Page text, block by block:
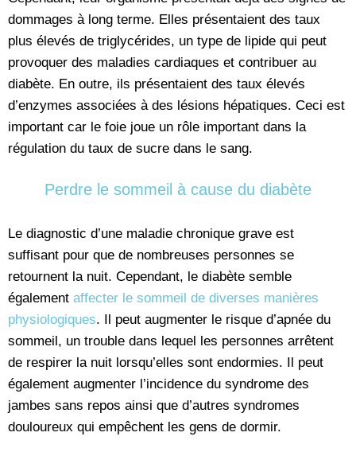
dommages à long terme. Elles présentaient des taux
plus élevés de triglycérides, un type de lipide qui peut
provoquer des maladies cardiaques et contribuer au
diabète. En outre, ils présentaient des taux élevés
d’enzymes associées à des lésions hépatiques. Ceci est
important car le foie joue un rôle important dans la
régulation du taux de sucre dans le sang.
Perdre le sommeil à cause du diabète
Le diagnostic d’une maladie chronique grave est
suffisant pour que de nombreuses personnes se
retournent la nuit. Cependant, le diabète semble
également affecter le sommeil de diverses manières
physiologiques. Il peut augmenter le risque d’apnée du
sommeil, un trouble dans lequel les personnes arrêtent
de respirer la nuit lorsqu’elles sont endormies. Il peut
également augmenter l’incidence du syndrome des
jambes sans repos ainsi que d’autres syndromes
douloureux qui empêchent les gens de dormir.